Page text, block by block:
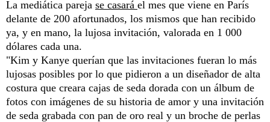
La mediática pareja se casará el mes que viene en París
delante de 200 afortunados, los mismos que han recibido
ya, y en mano, la lujosa invitación, valorada en 1 000
dólares cada una.
"Kim y Kanye querían que las invitaciones fueran lo más
lujosas posibles por lo que pidieron a un diseñador de alta
costura que creara cajas de seda dorada con un álbum de
fotos con imágenes de su historia de amor y una invitación
de seda grabada con pan de oro real y un broche de perlas